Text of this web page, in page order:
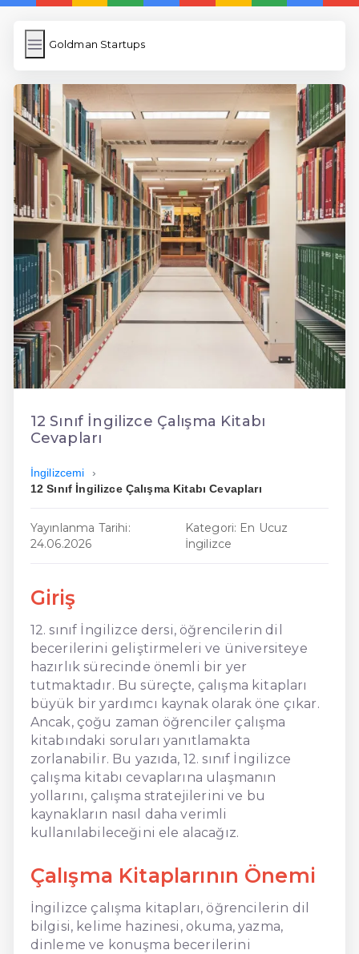
Goldman Startups
Goldman Startups
Karekod Oluşturma
WP Cache
Anasayfa
5 Günde İngilizce
İngilizce
Dil Eğitimi
En Hızlı İngilizce
En Kolay İngilizce
En Ucuz İngilizce
En Uygun İngilizce
Hızlı İngilizce
12 Sınıf İngilizce Çalışma Kitabı
Cevapları
İngilizcemi
12 Sınıf İngilizce Çalışma Kitabı Cevapları
Yayınlanma Tarihi:
24.06.2026
Kategori: En Ucuz
İngilizce
Giriş
12. sınıf İngilizce dersi, öğrencilerin dil
becerilerini geliştirmeleri ve üniversiteye
hazırlık sürecinde önemli bir yer
tutmaktadır. Bu süreçte, çalışma kitapları
büyük bir yardımcı kaynak olarak öne çıkar.
Ancak, çoğu zaman öğrenciler çalışma
kitabındaki soruları yanıtlamakta
zorlanabilir. Bu yazıda, 12. sınıf İngilizce
çalışma kitabı cevaplarına ulaşmanın
yollarını, çalışma stratejilerini ve bu
kaynakların nasıl daha verimli
kullanılabileceğini ele alacağız.
Çalışma Kitaplarının Önemi
İngilizce çalışma kitapları, öğrencilerin dil
bilgisi, kelime hazinesi, okuma, yazma,
dinleme ve konuşma becerilerini